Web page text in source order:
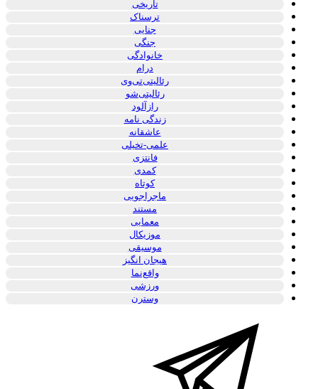
تاریخی
ترسناک
جنایی
جنگی
خانوادگی
درام
رئالیتی‌تی‌وی
رئالیتی‌شو
رازآلود
زندگی نامه
عاشقانه
علمی-تخیلی
فانتزی
کمدی
کوتاه
ماجراجویی
مستند
معمایی
موزیکال
موسیقی
هیجان انگیز
واقع‌نما
ورزشی
وسترن